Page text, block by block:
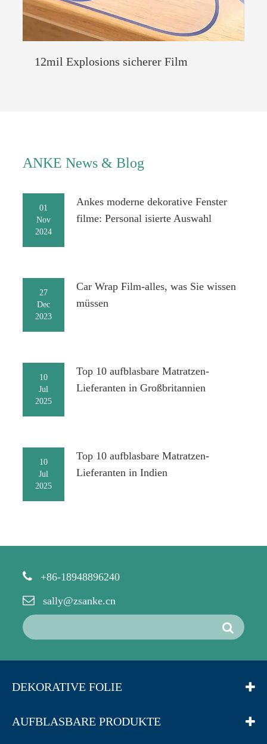
12mil Explosions sicherer Film
ANKE News & Blog
01
Nov
2024
Ankes moderne dekorative Fenster
filme: Personal isierte Auswahl
27
Dec
2023
Car Wrap Film-alles, was Sie wissen
müssen
10
Jul
2025
Top 10 aufblasbare Matratzen-
Lieferanten in Großbritannien
10
Jul
2025
Top 10 aufblasbare Matratzen-
Lieferanten in Indien
+86-18948896240
sally@zsanke.cn
DEKORATIVE FOLIE
AUFBLASBARE PRODUKTE